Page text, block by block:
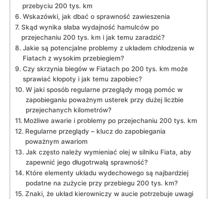
przebyciu 200 tys. km
Wskazówki, jak dbać o sprawność zawieszenia
Skąd wynika słaba wydajność hamulców po ​
przejechaniu​ 200 tys. km i jak ⁢temu zaradzić?
Jakie są‌ potencjalne problemy z układem chłodzenia w
Fiatach z‍ wysokim przebiegiem?
Czy skrzynia⁣ biegów‍ w Fiatach po 200 tys. km⁣ może⁣
sprawiać kłopoty i jak⁤ temu zapobiec?
W ‌jaki sposób regularne przeglądy mogą⁢ pomóc w
⁣zapobieganiu poważnym usterek⁤ przy ⁢dużej liczbie
przejechanych kilometrów?
Możliwe ⁣awarie i problemy po⁢ przejechaniu 200 tys. km
Regularne przeglądy – klucz do ‌zapobiegania
poważnym awariom
Jak często należy wymieniać olej w silniku Fiata, aby⁢
zapewnić jego długotrwałą sprawność?
Które elementy układu wydechowego są ⁤najbardziej
podatne na ‌zużycie przy przebiegu 200⁤ tys. km?
Znaki, ‍że układ kierowniczy w aucie⁤ potrzebuje ​uwagi